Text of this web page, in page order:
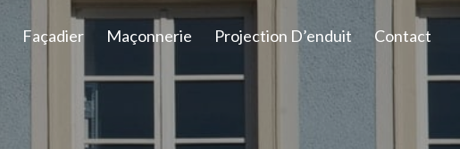
Façadier Maçonnerie Projection D’enduit Contact